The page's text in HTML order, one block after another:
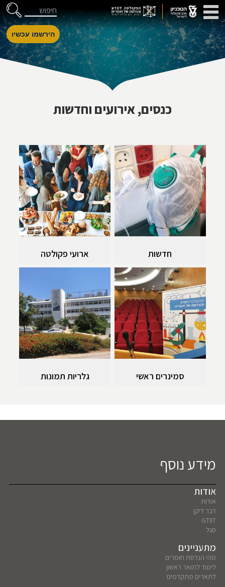
Skip to Content
דלג לניווט חיפוש
הירשמו עכשיו
כנסים, אירועים וחדשות
חדשות ארועי פקולטה
סמינרים ראשי גלריות תמונות
מידע נוסף
אודות
אודות
דבר דיקן
GTIIT
סגל
מתעניינים
מהי הנדסת חומרים
לימוד לתואר ראשון
לתארים מתקדמים